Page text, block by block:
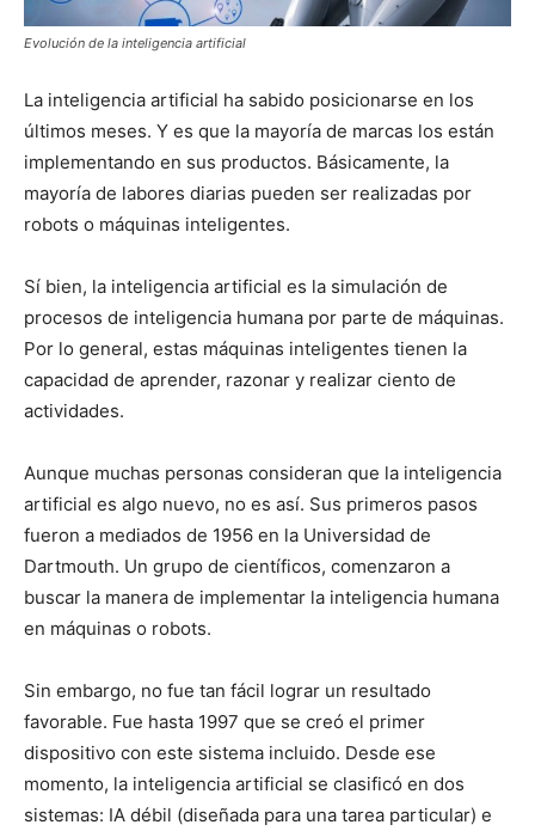
Evolución de la inteligencia artificial
La inteligencia artificial ha sabido posicionarse en los
últimos meses. Y es que la mayoría de marcas los están
implementando en sus productos. Básicamente, la
mayoría de labores diarias pueden ser realizadas por
robots o máquinas inteligentes.
Sí bien, la inteligencia artificial es la simulación de
procesos de inteligencia humana por parte de máquinas.
Por lo general, estas máquinas inteligentes tienen la
capacidad de aprender, razonar y realizar ciento de
actividades.
Aunque muchas personas consideran que la inteligencia
artificial es algo nuevo, no es así. Sus primeros pasos
fueron a mediados de 1956 en la Universidad de
Dartmouth. Un grupo de científicos, comenzaron a
buscar la manera de implementar la inteligencia humana
en máquinas o robots.
Sin embargo, no fue tan fácil lograr un resultado
favorable. Fue hasta 1997 que se creó el primer
dispositivo con este sistema incluido. Desde ese
momento, la inteligencia artificial se clasificó en dos
sistemas: IA débil (diseñada para una tarea particular) e